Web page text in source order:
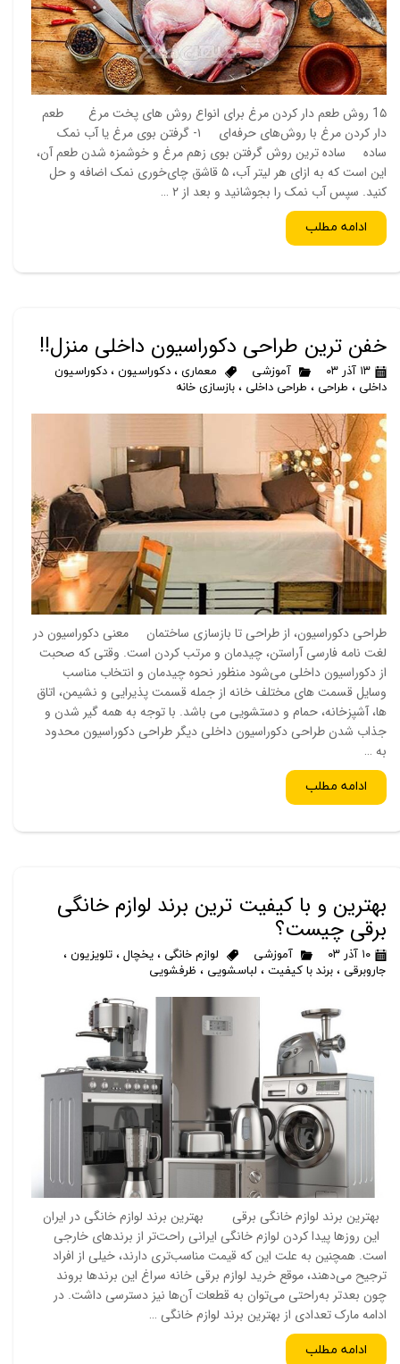
1۵ روش طعم دار کردن مرغ برای انواع روش های پخت مرغ طعم
دار کردن مرغ با روش‌های حرفه‌ای ۱- گرفتن بوی مرغ یا آب نمک
ساده ساده ترین روش گرفتن بوی زهم مرغ و خوشمزه شدن طعم آن،
این است که به ازای هر لیتر آب، ۵ قاشق چای‌خوری نمک اضافه و حل
کنید. سپس آب نمک را بجوشانید و بعد از ۲ …
ادامه مطلب
خفن ترین طراحی دکوراسیون داخلی منزل!!
۱۳ آذر ۰۳ آموزشی معماری ، دکوراسیون ، دکوراسیون
داخلی ، طراحی ، طراحی داخلی ، بازسازی خانه
طراحی دکوراسیون، از طراحی تا بازسازی ساختمان معنی دکوراسیون در
لغت نامه فارسی آراستن، چیدمان و مرتب کردن است. وقتی که صحبت
از دکوراسیون داخلی می‌شود منظور نحوه چیدمان و انتخاب مناسب
وسایل قسمت های مختلف خانه از جمله قسمت پذیرایی و نشیمن، اتاق
ها، آشپزخانه، حمام و دستشویی می باشد. با توجه به همه گیر شدن و
جذاب شدن طراحی دکوراسیون داخلی دیگر طراحی دکوراسیون محدود
به …
ادامه مطلب
بهترین و با کیفیت ترین برند لوازم خانگی
برقی چیست؟
۱۰ آذر ۰۳ آموزشی لوازم خانگی ، یخچال ، تلویزیون ،
جاروبرقی ، برند با کیفیت ، لباسشویی ، ظرفشویی
بهترین برند لوازم خانگی برقی بهترین برند لوازم خانگی در ایران
این روزها پیدا کردن لوازم خانگی ایرانی راحت‌تر از برندهای خارجی
است. همچنین به علت این که قیمت مناسب‌تری دارند، خیلی از افراد
ترجیح می‌دهند، موقع خرید لوازم برقی خانه سراغ این برندها بروند
چون بعدتر به‌راحتی می‌توان به قطعات آن‌ها نیز دسترسی داشت. در
ادامه مارک تعدادی از بهترین برند لوازم خانگی …
ادامه مطلب